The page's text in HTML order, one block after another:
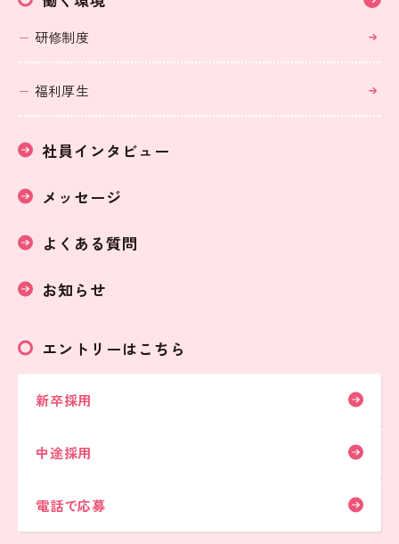
研修制度
福利厚生
社員インタビュー
メッセージ
よくある質問
お知らせ
エントリーはこちら
新卒採用
中途採用
電話で応募